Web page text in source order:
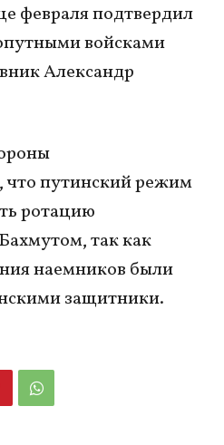
февраля подтвердил
войсками
Александр
путинский режим
ротацию
так как
наемников были
защитники.